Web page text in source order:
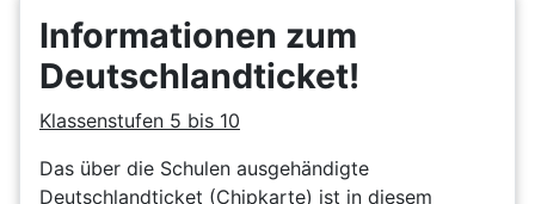
Informationen zum
Deutschlandticket!
Klassenstufen 5 bis 10
Das über die Schulen ausgehändigte
Deutschlandticket (Chipkarte) ist in diesem